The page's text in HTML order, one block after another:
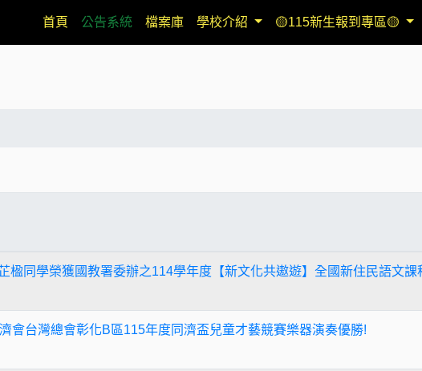
首頁 (current)
公告系統 檔案庫 學校介紹 🟡115新生報到專區🟡
楹同學榮獲國教署委辦之114學年度【新文化共遨遊】全國新住民語文
會台灣總會彰化B區115年度同濟盃兒童才藝競賽樂器演奏優勝!